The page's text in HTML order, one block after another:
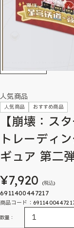
人気商品
人気商品 おすすめ商品
【崩壊：ス
トレーディ
ギュア 第二
¥7,920 (税込)
6911400447217
商品コード：
数量：